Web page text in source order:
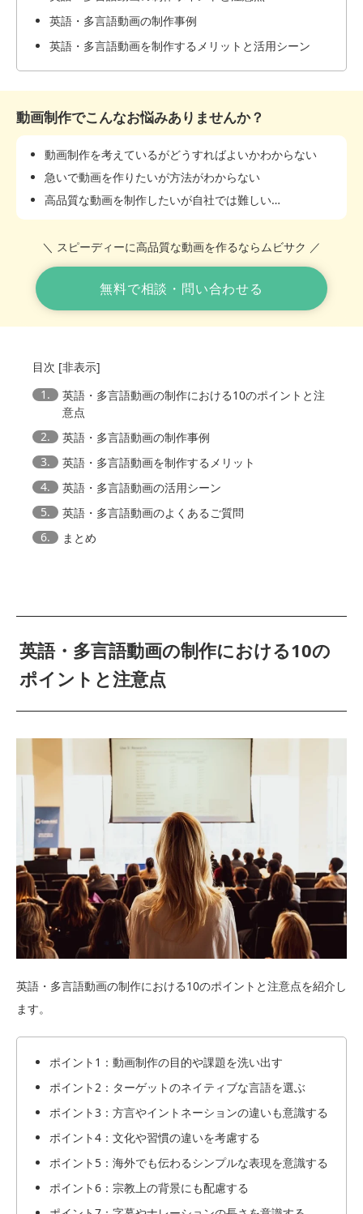
英語・多言語動画の制作事例
英語・多言語動画を制作するメリットと活用シーン
動画制作でこんなお悩みありませんか？
動画制作を考えているがどうすればよいかわからない
急いで動画を作りたいが方法がわからない
高品質な動画を制作したいが自社では難しい…
＼ スピーディーに高品質な動画を作るならムビサク ／
無料で相談・問い合わせる
目次 [非表示]
1.
英語・多言語動画の制作における10のポイントと注
意点
2.
英語・多言語動画の制作事例
3.
英語・多言語動画を制作するメリット
4.
英語・多言語動画の活用シーン
5.
英語・多言語動画のよくあるご質問
6.
まとめ
英語・多言語動画の制作における10の
ポイントと注意点
英語・多言語動画の制作における10のポイントと注意点を紹介し
ます。
ポイント1：動画制作の目的や課題を洗い出す
ポイント2：ターゲットのネイティブな言語を選ぶ
ポイント3：方言やイントネーションの違いも意識する
ポイント4：文化や習慣の違いを考慮する
ポイント5：海外でも伝わるシンプルな表現を意識する
ポイント6：宗教上の背景にも配慮する